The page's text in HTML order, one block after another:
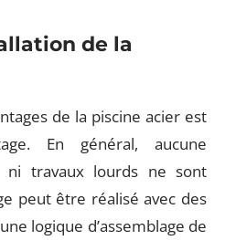
de la
de la piscine acier est
En général, aucune
ni travaux lourds ne sont
peut être réalisé avec des
logique d’assemblage de